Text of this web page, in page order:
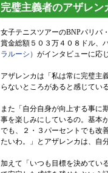
完璧主義者のアザレ
女子テニスツアーのBNPパリバ
賞金総額５０３万４０８ドル、
ラルーシ） がインタビューに応じ
アザレンカは「私は常に完璧主
らないところがあると感じてい
また「自分自身が向上する事に
事を楽しみにしているの。基本
でも、２・３パーセントでも改
たいわ。」とアザレンカは、自
加えて「いつも目標を決めてい